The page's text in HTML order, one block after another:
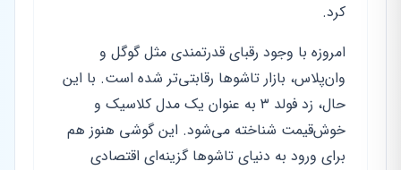
کرد.
امروزه با وجود رقبای قدرتمندی مثل گوگل و
وان‌پلاس، بازار تاشوها رقابتی‌تر شده است. با این
حال، زد فولد ۳ به عنوان یک مدل کلاسیک و
خوش‌قیمت شناخته می‌شود. این گوشی هنوز هم
برای ورود به دنیای تاشوها گزینه‌ای اقتصادی